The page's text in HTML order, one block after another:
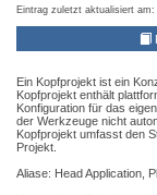
Eintrag zuletzt aktualisiert am:
Ein Kopfprojekt ist ein
Kopfprojekt enthält
Konfiguration für das
der Werkzeuge nicht
Kopfprojekt umfasst den
Projekt.
Aliase: Head Application,